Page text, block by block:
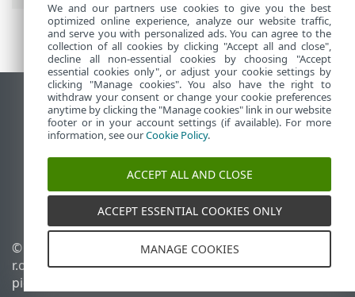
Näytä tietokonesivusto
End of Life
ESET-tietämyskanta
ESET-foorumi
ESET Status Portal
Alueellinen tuki
© 1992 - 2026 ESET, spol. s
r.o. – Kaikki oikeudet
pidätetään.
Evästeiden hallinta
Evästekäytäntö
We and our partners use cookies to give you the best
optimized online experience, analyze our website traffic,
and serve you with personalized ads. You can agree to the
collection of all cookies by clicking "Accept all and close",
decline all non-essential cookies by choosing "Accept
essential cookies only", or adjust your cookie settings by
clicking "Manage cookies". You also have the right to
withdraw your consent or change your cookie preferences
anytime by clicking the "Manage cookies" link in our website
footer or in your account settings (if available). For more
information, see ourCookie Policy.
ACCEPT ALL AND CLOSE
ACCEPT ESSENTIAL COOKIES ONLY
MANAGE COOKIES